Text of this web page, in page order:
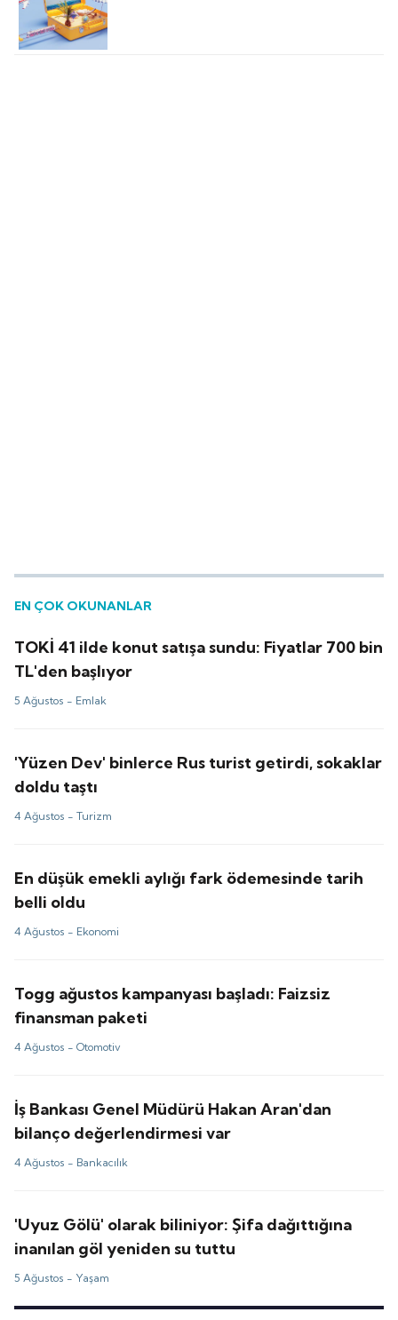
EN ÇOK OKUNANLAR
TOKİ 41 ilde konut satışa sundu: Fiyatlar 700 bin
TL'den başlıyor
5 Ağustos - Emlak
'Yüzen Dev' binlerce Rus turist getirdi, sokaklar
doldu taştı
4 Ağustos -Turizm
En düşük emekli aylığı fark ödemesinde tarih
belli oldu
4 Ağustos - Ekonomi
Togg ağustos kampanyası başladı: Faizsiz
finansman paketi
4 Ağustos -Otomotiv
İş Bankası Genel Müdürü Hakan Aran'dan
bilanço değerlendirmesi var
4 Ağustos - Bankacılık
'Uyuz Gölü' olarak biliniyor: Şifa dağıttığına
inanılan göl yeniden su tuttu
5 Ağustos - Yaşam